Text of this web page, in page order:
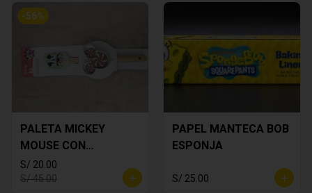
-56%
PALETA MICKEY
MOUSE CON
CORTADOR DE
GALLETA
S/ 20.00
S/ 45.00
PAPEL MANTECA BOB
ESPONJA
S/ 25.00